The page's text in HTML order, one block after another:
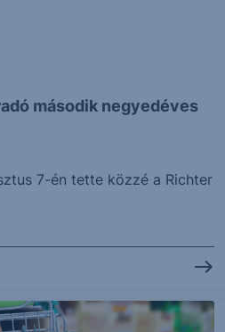
második negyedéves
7-én tette közzé a Richter